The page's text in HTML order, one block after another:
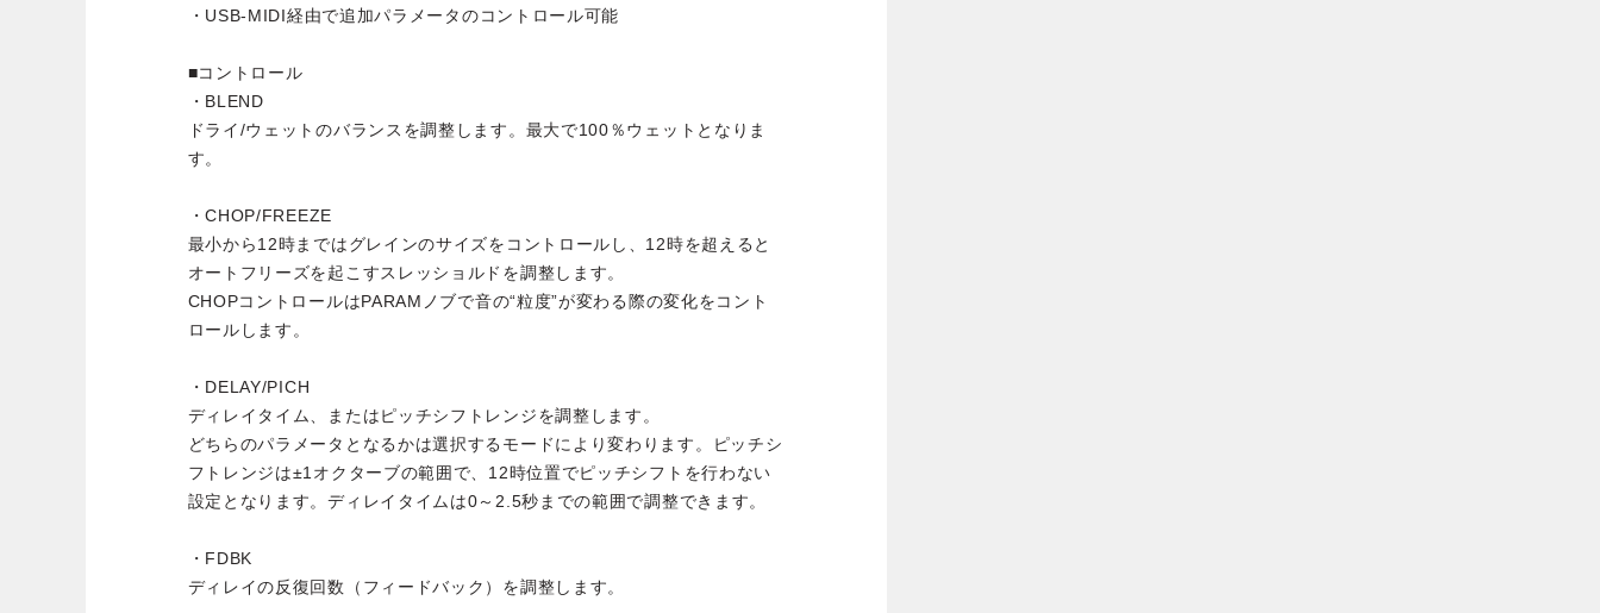
・USB-MIDI経由で追加パラメータのコントロール可能
■コントロール
・BLEND
ドライ/ウェットのバランスを調整します。最大で100％ウェットとなりま
す。
・CHOP/FREEZE
最小から12時まではグレインのサイズをコントロールし、12時を超えると
オートフリーズを起こすスレッショルドを調整します。
CHOPコントロールはPARAMノブで音の“粒度”が変わる際の変化をコント
ロールします。
・DELAY/PICH
ディレイタイム、またはピッチシフトレンジを調整します。
どちらのパラメータとなるかは選択するモードにより変わります。ピッチシ
フトレンジは±1オクターブの範囲で、12時位置でピッチシフトを行わない
設定となります。ディレイタイムは0～2.5秒までの範囲で調整できます。
・FDBK
ディレイの反復回数（フィードバック）を調整します。